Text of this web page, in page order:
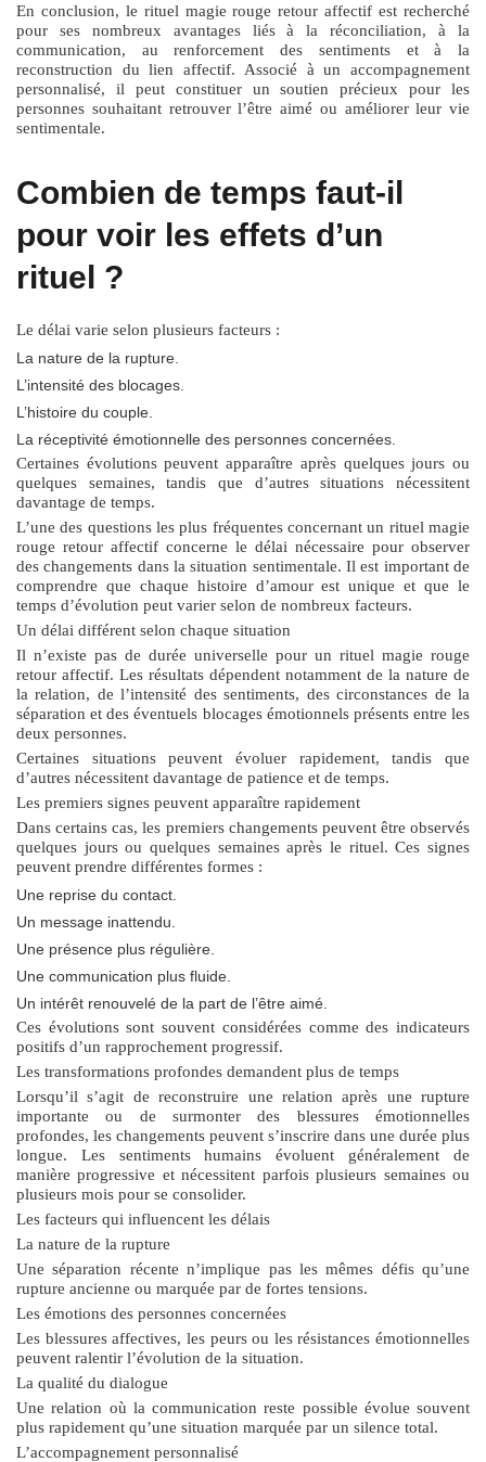
En conclusion, le rituel magie rouge retour affectif est recherché
pour ses nombreux avantages liés à la réconciliation, à la
communication, au renforcement des sentiments et à la
reconstruction du lien affectif. Associé à un accompagnement
personnalisé, il peut constituer un soutien précieux pour les
personnes souhaitant retrouver l’être aimé ou améliorer leur vie
sentimentale.
Combien de temps faut-il
pour voir les effets d’un
rituel ?
Le délai varie selon plusieurs facteurs :
La nature de la rupture.
L’intensité des blocages.
L’histoire du couple.
La réceptivité émotionnelle des personnes concernées.
Certaines évolutions peuvent apparaître après quelques jours ou
quelques semaines, tandis que d’autres situations nécessitent
davantage de temps.
L’une des questions les plus fréquentes concernant un rituel magie
rouge retour affectif concerne le délai nécessaire pour observer
des changements dans la situation sentimentale. Il est important de
comprendre que chaque histoire d’amour est unique et que le
temps d’évolution peut varier selon de nombreux facteurs.
Un délai différent selon chaque situation
Il n’existe pas de durée universelle pour un rituel magie rouge
retour affectif. Les résultats dépendent notamment de la nature de
la relation, de l’intensité des sentiments, des circonstances de la
séparation et des éventuels blocages émotionnels présents entre les
deux personnes.
Certaines situations peuvent évoluer rapidement, tandis que
d’autres nécessitent davantage de patience et de temps.
Les premiers signes peuvent apparaître rapidement
Dans certains cas, les premiers changements peuvent être observés
quelques jours ou quelques semaines après le rituel. Ces signes
peuvent prendre différentes formes :
Une reprise du contact.
Un message inattendu.
Une présence plus régulière.
Une communication plus fluide.
Un intérêt renouvelé de la part de l’être aimé.
Ces évolutions sont souvent considérées comme des indicateurs
positifs d’un rapprochement progressif.
Les transformations profondes demandent plus de temps
Lorsqu’il s’agit de reconstruire une relation après une rupture
importante ou de surmonter des blessures émotionnelles
profondes, les changements peuvent s’inscrire dans une durée plus
longue. Les sentiments humains évoluent généralement de
manière progressive et nécessitent parfois plusieurs semaines ou
plusieurs mois pour se consolider.
Les facteurs qui influencent les délais
La nature de la rupture
Une séparation récente n’implique pas les mêmes défis qu’une
rupture ancienne ou marquée par de fortes tensions.
Les émotions des personnes concernées
Les blessures affectives, les peurs ou les résistances émotionnelles
peuvent ralentir l’évolution de la situation.
La qualité du dialogue
Une relation où la communication reste possible évolue souvent
plus rapidement qu’une situation marquée par un silence total.
L’accompagnement personnalisé